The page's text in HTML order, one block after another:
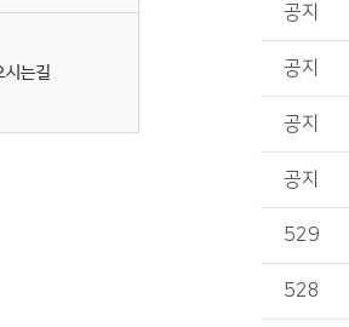
공지
공지
공지
공지
529
528